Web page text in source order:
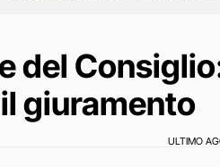
del
giuramento
ULTIMO